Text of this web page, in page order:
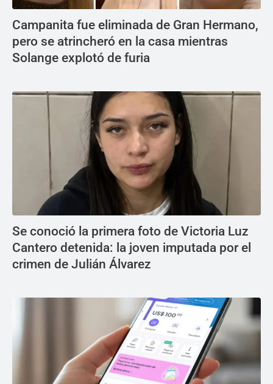
Campanita fue eliminada de Gran Hermano,
pero se atrincheró en la casa mientras
Solange explotó de furia
Se conoció la primera foto de Victoria Luz
Cantero detenida: la joven imputada por el
crimen de Julián Álvarez